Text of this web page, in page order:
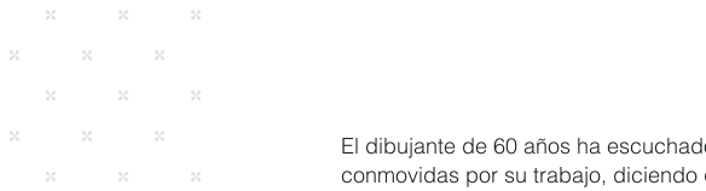
El dibujante de 60 años ha
conmovidas por su trabajo, diciendo